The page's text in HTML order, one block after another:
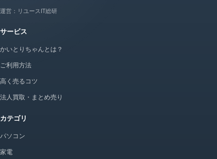
運営：リユースIT総研
サービス
かいとりちゃんとは？
ご利用方法
高く売るコツ
法人買取・まとめ売り
カテゴリ
パソコン
家電